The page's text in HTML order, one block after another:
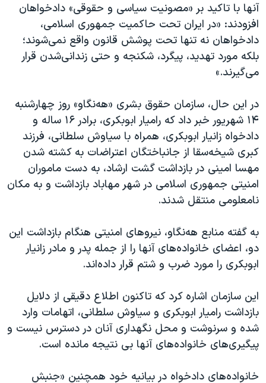
آنها با تاکید بر «مصونیت سیاسی و حقوقی» دادخواهان
افزودند: «در ایران تحت حاکمیت جمهوری اسلامی،
دادخواهان نه تنها تحت پوشش قانون واقع نمی‌شوند؛
بلکه مورد تهدید، پیگرد، شکنجه و حتی زندانی‌شدن قرار
می‌گیرند.»
در این حال، سازمان حقوق بشری «هه‌نگاو» روز چهارشنبه
۱۴ شهریور خبر داد که رامیار ابوبکری، برادر ۱۶ ساله و
دادخواه زانیار ابوبکری، همراه با سیاوش سلطانی، فرزند
کبری شیخه‌سقا از جانباختگان اعتراضات به کشته شدن
مهسا امینی در بازداشت گشت ارشاد، به دست ماموران
امنیتی جمهوری اسلامی در شهر مهاباد بازداشت و به مکان
نامعلومی منتقل شدند.
به گفته منابع هه‌نگاو، نیروهای امنیتی هنگام بازداشت این
دو، اعضای خانواده‌های آنها را از جمله پدر و مادر زانیار
ابوبکری را مورد ضرب و شتم قرار داده‌اند.
این سازمان اشاره کرد که تاکنون اطلاع دقیقی از دلایل
بازداشت رامیار ابوبکری و سیاوش سلطانی، اتهامات وارد
شده و سرنوشت و محل نگهداری آنان در دسترس نیست و
پیگیری‌های خانواده‌های آنها بی نتیجه مانده است.
خانواده‌های دادخواه در بیانیه خود همچنین «جنبش